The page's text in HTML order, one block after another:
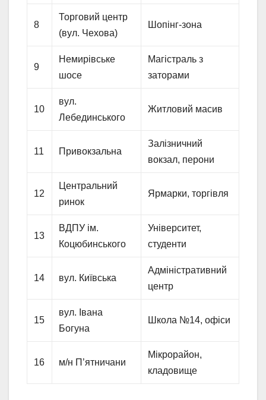
8
Торговий центр
(вул. Чехова)
Шопінг-зона
9
Немирівське
шосе
Магістраль з
заторами
10
вул.
Лебединського
Житловий масив
11 Привокзальна
Залізничний
вокзал, перони
12
Центральний
ринок
Ярмарки, торгівля
13
ВДПУ ім.
Коцюбинського
Університет,
студенти
14 вул. Київська
Адміністративний
центр
15
вул. Івана
Богуна
Школа №14, офіси
16 м/н П’ятничани
Мікрорайон,
кладовище